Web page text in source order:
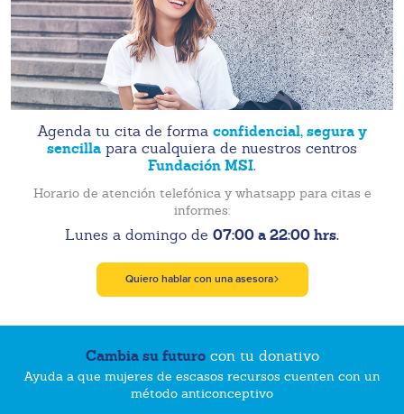
Agenda tu cita de forma confidencial, segura y
sencilla para cualquiera de nuestros centros
Fundación MSI.
Horario de atención telefónica y whatsapp para citas e
informes:
Lunes a domingo de 07:00 a 22:00 hrs.
Quiero hablar con una asesora
Cambia su futurocon tu donativo
Ayuda a que mujeres de escasos recursos cuenten con un
método anticonceptivo